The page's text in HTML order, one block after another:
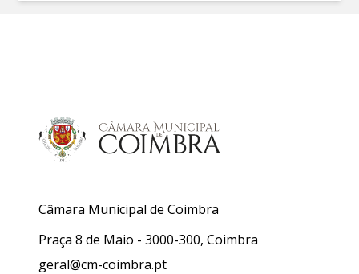
Câmara Municipal de Coimbra
Praça 8 de Maio - 3000-300, Coimbra
geral@cm-coimbra.pt